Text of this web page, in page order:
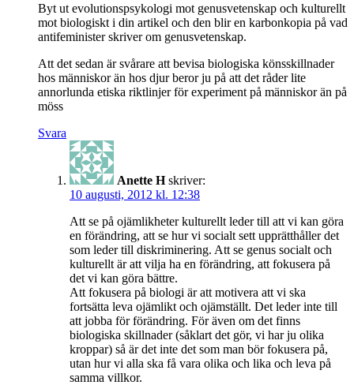
Byt ut evolutionspsykologi mot genusvetenskap och kulturellt
mot biologiskt i din artikel och den blir en karbonkopia på vad
antifeminister skriver om genusvetenskap.
Att det sedan är svårare att bevisa biologiska könsskillnader
hos människor än hos djur beror ju på att det råder lite
annorlunda etiska riktlinjer för experiment på människor än på
möss
Svara
Anette H skriver:
10 augusti, 2012 kl. 12:38
Att se på ojämlikheter kulturellt leder till att vi kan göra
en förändring, att se hur vi socialt sett upprätthåller det
som leder till diskriminering. Att se genus socialt och
kulturellt är att vilja ha en förändring, att fokusera på
det vi kan göra bättre.
Att fokusera på biologi är att motivera att vi ska
fortsätta leva ojämlikt och ojämställt. Det leder inte till
att jobba för förändring. För även om det finns
biologiska skillnader (såklart det gör, vi har ju olika
kroppar) så är det inte det som man bör fokusera på,
utan hur vi alla ska få vara olika och lika och leva på
samma villkor.